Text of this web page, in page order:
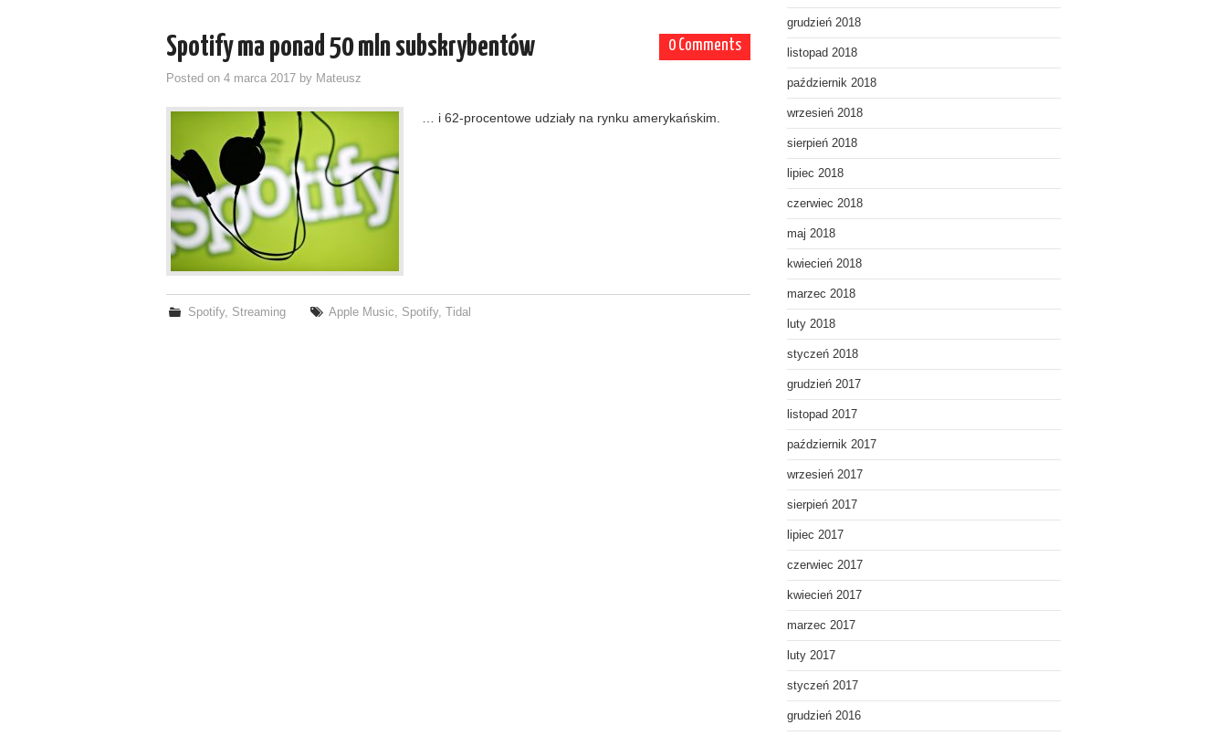
0 Comments
Spotify ma ponad 50 mln subskrybentów
Posted on 4 marca 2017 by Mateusz
… i 62-procentowe udziały na rynku amerykańskim.
Spotify, Streaming Apple Music, Spotify, Tidal
grudzień 2018
listopad 2018
październik 2018
wrzesień 2018
sierpień 2018
lipiec 2018
czerwiec 2018
maj 2018
kwiecień 2018
marzec 2018
luty 2018
styczeń 2018
grudzień 2017
listopad 2017
październik 2017
wrzesień 2017
sierpień 2017
lipiec 2017
czerwiec 2017
kwiecień 2017
marzec 2017
luty 2017
styczeń 2017
grudzień 2016